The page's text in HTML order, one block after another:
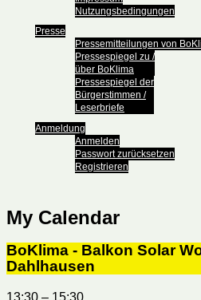
Nutzungsbedingungen
Presse
Pressemitteilungen von
Pressespiegel zu /
über BoKlima
Pressespiegel der
Bürgerstimmen /
Leserbriefe
Anmeldung
Anmelden
Passwort zurücksetzen
Registrieren
My Calendar
BoKlima - Balkon Solar
Dahlhausen
13:30 – 15:30